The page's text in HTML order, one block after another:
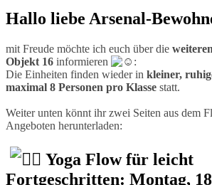
Hallo liebe Arsenal-
mit Freude möchte ich euch über die
Objekt 16 informieren
:
Die Einheiten finden wieder in kleiner,
maximal 8 Personen pro Klasse statt.
Weiter unten könnt ihr zwei Seiten aus dem
Angeboten herunterladen:
Yoga Flow für leicht
Fortgeschritten: Montag,